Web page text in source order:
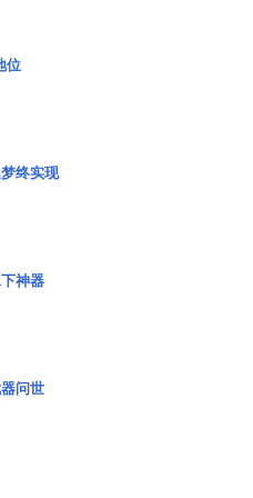
位
终实现
神器
问世